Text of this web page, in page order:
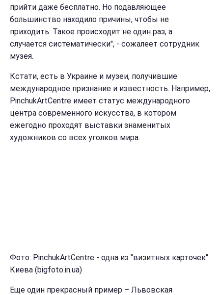
прийти даже бесплатно. Но подавляющее
большинство находило причины, чтобы не
приходить. Такое происходит не один раз, а
случается систематически", - сожалеет сотрудник
музея.
Кстати, есть в Украине и музеи, получившие
международное признание и известность. Например,
PinchukArtCentre имеет статус международного
центра современного искусства, в котором
ежегодно проходят выставки знаменитых
художников со всех уголков мира.
Фото: PinchukArtCentre - одна из "визитных карточек"
Киева (bigfoto.in.ua)
Еще один прекрасный пример – Львовская